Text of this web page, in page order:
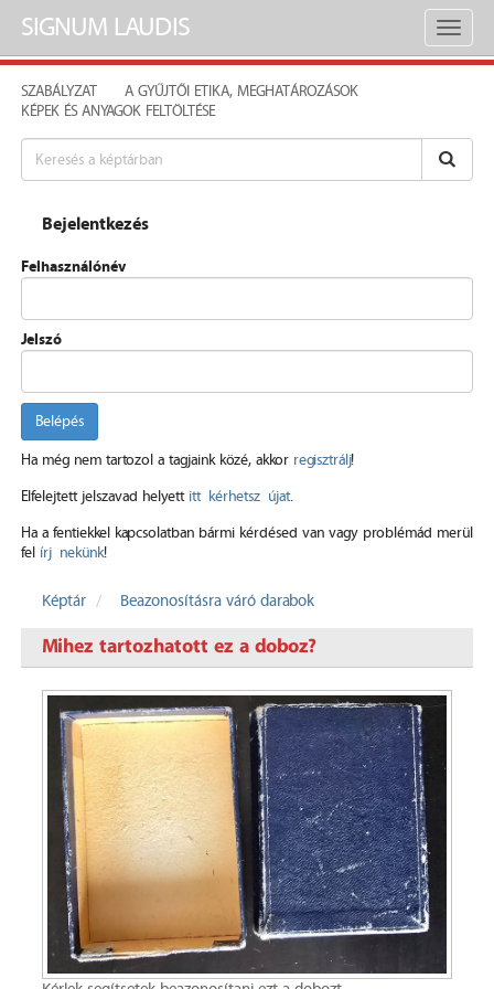
Toggle
SIGNUM LAUDIS
SZABÁLYZAT
A GYŰJTŐI ETIKA, MEGHATÁROZÁSOK
KÉPEK ÉS ANYAGOK FELTÖLTÉSE
Bejelentkezés
Felhasználónév
Jelszó
Belépés
Ha még nem tartozol a tagjaink közé, akkor regisztrálj!
Elfelejtett jelszavad helyett itt kérhetsz újat.
Ha a fentiekkel kapcsolatban bármi kérdésed van vagy problémád merül
fel írj nekünk!
Képtár Beazonosításra váró darabok
Mihez tartozhatott ez a doboz?